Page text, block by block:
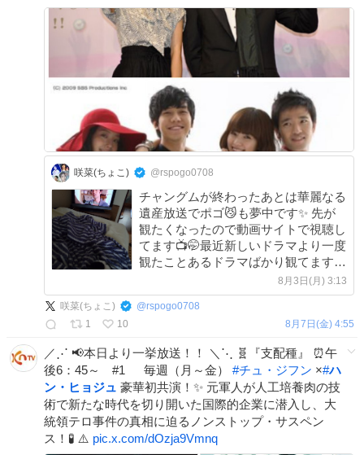
咲菜(ちょこ) @rspogo0708
チャングムが終わったあとは華麗なる
遺産放送でポゴ😼も夢中です✨ 先が
観たくなったので動画サイトで視聴し
てます📺🤭最近新しいドラマより一度
観たことあるドラマばかり観てます🤔
何故かな？何度観ても面白いです🥹
何事もない1週間になりますように🙏
#華麗なる遺産
8月3日(月) 3:13
咲菜(ちょこ) @rspogo0708
1
10 8月7日(金) 4:55
／⋰ 📢本日より一挙放送！！ ＼⋱ 🧬『支配種』 ⏰午
後6：45～ #1 毎週（月～金） #チュ・ジフン ×#ハ
ン・ヒョジュ 豪華初共演！✨ 元軍人が人工培養肉の技
術で新たな時代を切り開いた国際的企業に潜入し、大
統領テロ事件の真相に迫るノンストップ・サスペン
ス！🧪 ⚠️ pic.x.com/dOzja9Vmnq